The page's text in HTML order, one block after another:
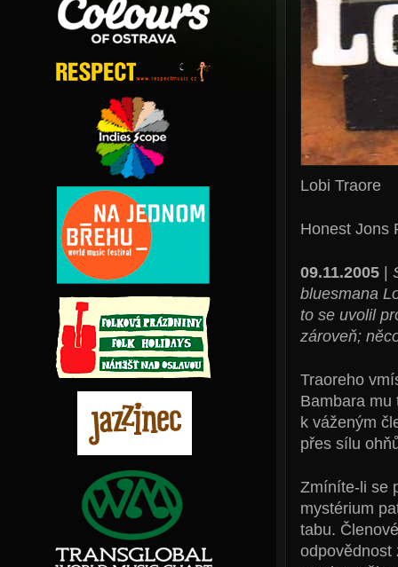
Lobi Traore
Honest Jons
09.11.2005|
bluesmana
to se uvolil
zároveň;
Traoreho
Bambara mu
k váženým
přes sílu
Zmíníte-li se
mystérium
tabu.
odpovědnost